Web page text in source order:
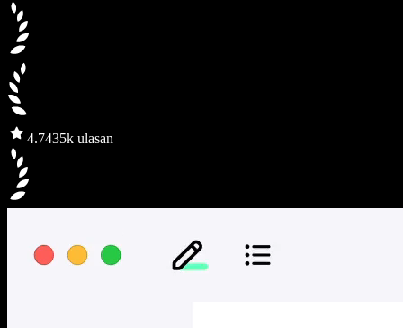
4.7435k ulasan